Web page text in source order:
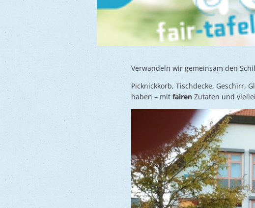
Verwandeln wir gemeinsam den
Picknickkorb, Tischdecke, Geschirr,
haben – mit fairen Zutaten und